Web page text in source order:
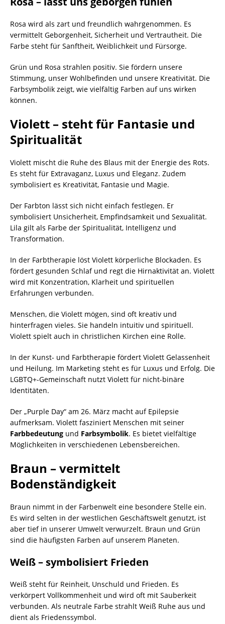
Rosa wird als zart und freundlich wahrgenommen. Es
vermittelt Geborgenheit, Sicherheit und Vertrautheit. Die
Farbe steht für Sanftheit, Weiblichkeit und Fürsorge.
Grün und Rosa strahlen positiv. Sie fördern unsere
Stimmung, unser Wohlbefinden und unsere Kreativität. Die
Farbsymbolik zeigt, wie vielfältig Farben auf uns wirken
können.
Violett – steht für Fantasie und
Spiritualität
Violett mischt die Ruhe des Blaus mit der Energie des Rots.
Es steht für Extravaganz, Luxus und Eleganz. Zudem
symbolisiert es Kreativität, Fantasie und Magie.
Der Farbton lässt sich nicht einfach festlegen. Er
symbolisiert Unsicherheit, Empfindsamkeit und Sexualität.
Lila gilt als Farbe der Spiritualität, Intelligenz und
Transformation.
In der Farbtherapie löst Violett körperliche Blockaden. Es
fördert gesunden Schlaf und regt die Hirnaktivität an. Violett
wird mit Konzentration, Klarheit und spirituellen
Erfahrungen verbunden.
Menschen, die Violett mögen, sind oft kreativ und
hinterfragen vieles. Sie handeln intuitiv und spirituell.
Violett spielt auch in christlichen Kirchen eine Rolle.
In der Kunst- und Farbtherapie fördert Violett Gelassenheit
und Heilung. Im Marketing steht es für Luxus und Erfolg. Die
LGBTQ+-Gemeinschaft nutzt Violett für nicht-binäre
Identitäten.
Der „Purple Day“ am 26. März macht auf Epilepsie
aufmerksam. Violett fasziniert Menschen mit seiner
Farbbedeutung und Farbsymbolik. Es bietet vielfältige
Möglichkeiten in verschiedenen Lebensbereichen.
Braun – vermittelt
Bodenständigkeit
Braun nimmt in der Farbenwelt eine besondere Stelle ein.
Es wird selten in der westlichen Geschäftswelt genutzt, ist
aber tief in unserer Umwelt verwurzelt. Braun und Grün
sind die häufigsten Farben auf unserem Planeten.
Weiß – symbolisiert Frieden
Weiß steht für Reinheit, Unschuld und Frieden. Es
verkörpert Vollkommenheit und wird oft mit Sauberkeit
verbunden. Als neutrale Farbe strahlt Weiß Ruhe aus und
dient als Friedenssymbol.